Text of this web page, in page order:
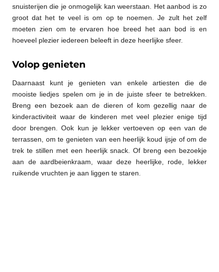
snuisterijen die je onmogelijk kan weerstaan. Het aanbod is zo
groot dat het te veel is om op te noemen. Je zult het zelf
moeten zien om te ervaren hoe breed het aan bod is en
hoeveel plezier iedereen beleeft in deze heerlijke sfeer.
Volop genieten
Daarnaast kunt je genieten van enkele artiesten die de
mooiste liedjes spelen om je in de juiste sfeer te betrekken.
Breng een bezoek aan de dieren of kom gezellig naar de
kinderactiviteit waar de kinderen met veel plezier enige tijd
door brengen. Ook kun je lekker vertoeven op een van de
terrassen, om te genieten van een heerlijk koud ijsje of om de
trek te stillen met een heerlijk snack. Of breng een bezoekje
aan de aardbeienkraam, waar deze heerlijke, rode, lekker
ruikende vruchten je aan liggen te staren.